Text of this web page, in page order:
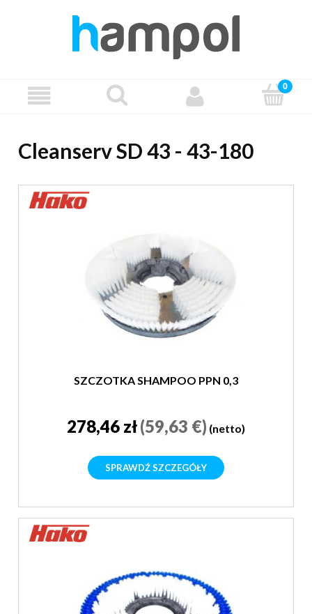
Cleanserv SD 43 - 43-180
SZCZOTKA SHAMPOO PPN 0,3
278,46 zł(59,63 €) (netto)
SPRAWDŹ SZCZEGÓŁY